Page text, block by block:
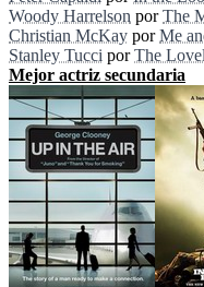
Woody Harrelson porThe
Christian McKay porMe
Stanley Tucci porThe
Mejor actriz secundaria